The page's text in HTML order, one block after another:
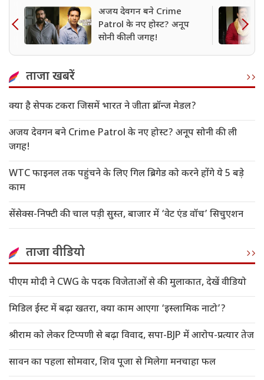
अजय देवगन बने Crime
Patrol के नए होस्ट? अनूप
सोनी की ली जगह!
ताजा खबरें
क्या है सेपक टकरा जिसमें भारत ने जीता ब्रॉन्ज मेडल?
अजय देवगन बने Crime Patrol के नए होस्ट? अनूप सोनी की ली
जगह!
WTC फाइनल तक पहुंचने के लिए गिल ब्रिगेड को करने होंगे ये 5 बड़े
काम
सेंसेक्स-निफ्टी की चाल पड़ी सुस्त, बाजार में ‘वेट एंड वॉच’ सिचुएशन
ताजा वीडियो
पीएम मोदी ने CWG के पदक विजेताओं से की मुलाकात, देखें वीडियो
मिडिल ईस्ट में बढ़ा खतरा, क्या काम आएगा ‘इस्लामिक नाटो’?
श्रीराम को लेकर टिप्पणी से बढ़ा विवाद, सपा-BJP में आरोप-प्रत्यार तेज
सावन का पहला सोमवार, शिव पूजा से मिलेगा मनचाहा फल